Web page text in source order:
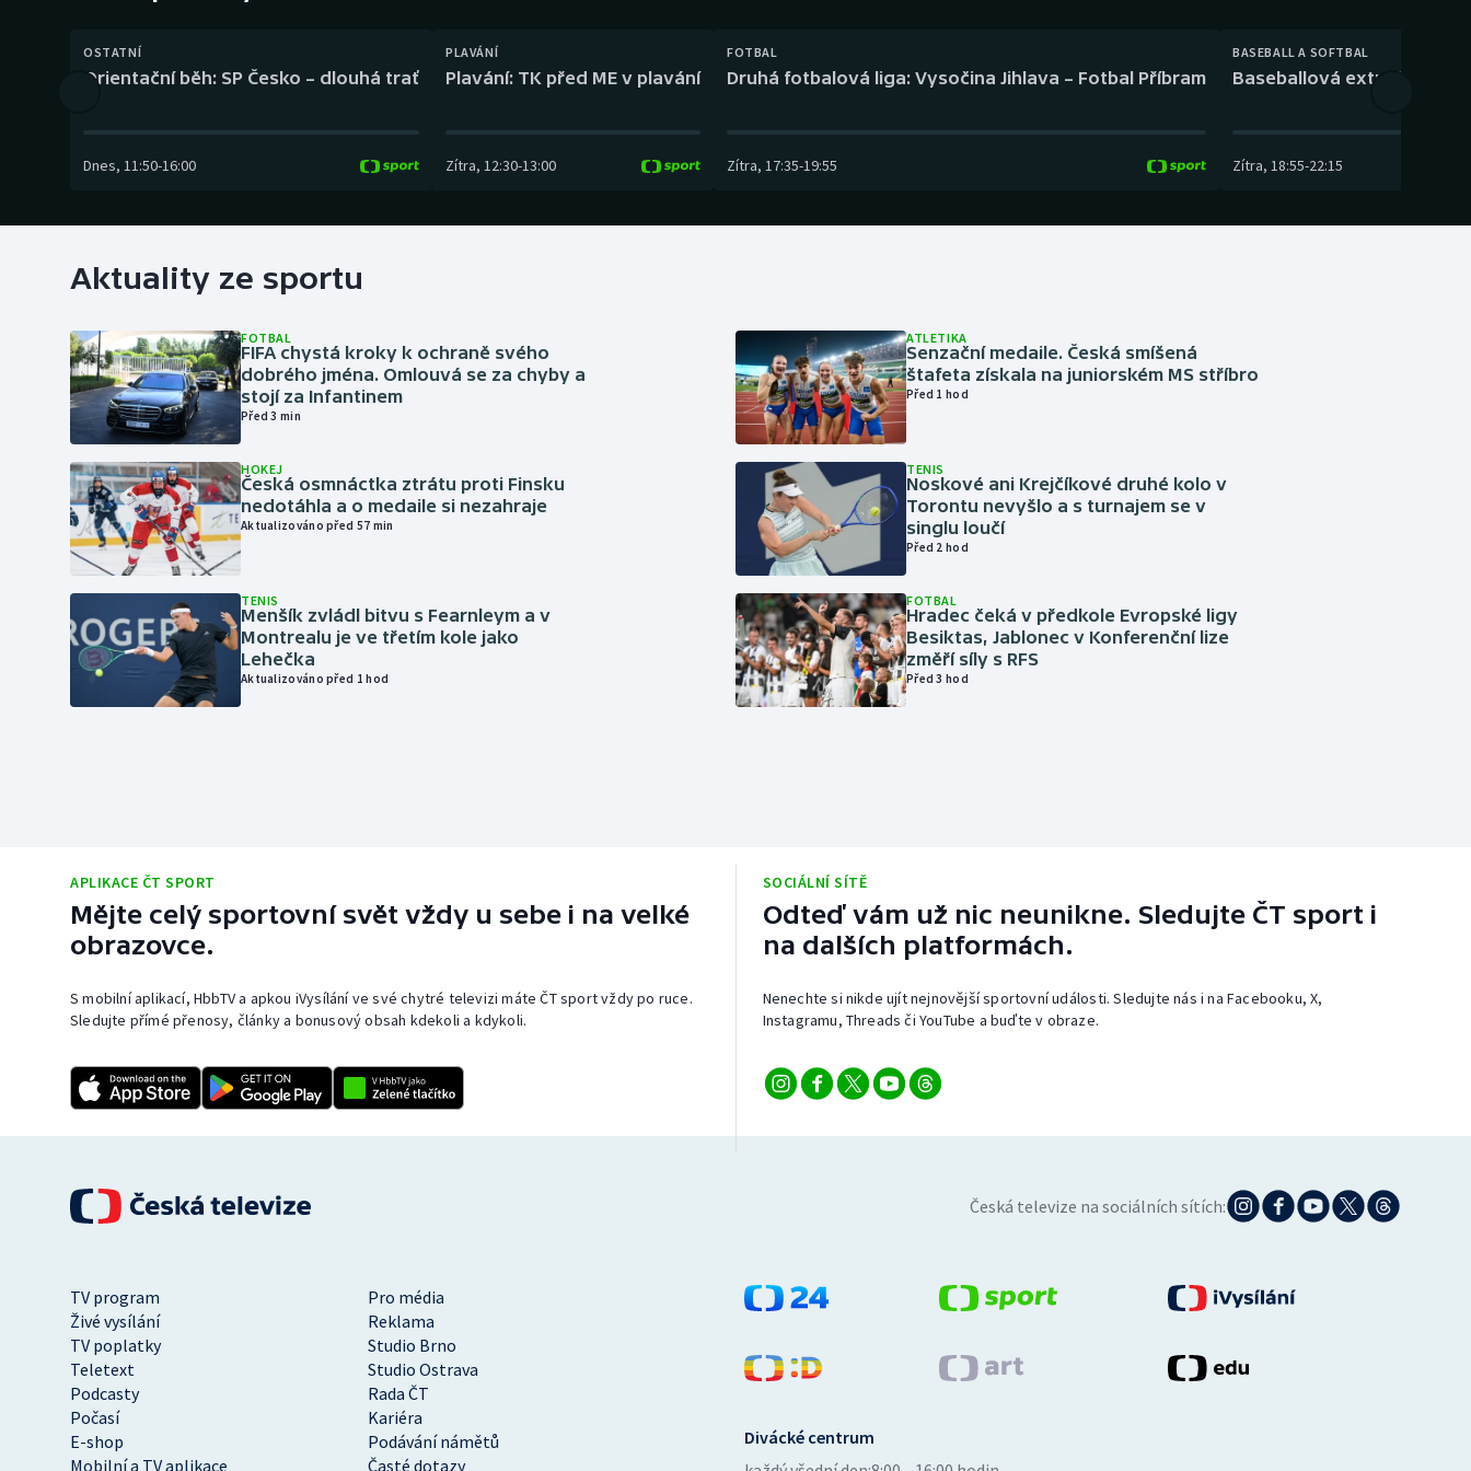
Futsal
Gymnastika
Parasport Volejbal
OSTATNÍ
Orientační běh: SP Česko – dlouhá trať
Dnes, 11:50-16:00
PLAVÁNÍ
Plavání: TK před ME v plavání
Zítra, 12:30-13:00
FOTBAL
Druhá fotbalová liga: Vysočina Jihlava – Fotbal Příbram
Zítra, 17:35-19:55
BASEBALL A SOFTBAL
Baseballová extraliga:
Zítra, 18:55-22:15
Aktuality ze sportu
FOTBAL
FIFA chystá kroky k ochraně svého
dobrého jména. Omlouvá se za chyby a
stojí za Infantinem
Před 3 min
HOKEJ
Česká osmnáctka ztrátu proti Finsku
nedotáhla a o medaile si nezahraje
Aktualizováno před 57 min
TENIS
Menšík zvládl bitvu s Fearnleym a v
Montrealu je ve třetím kole jako
Lehečka
Aktualizováno před 1 hod
ATLETIKA
Senzační medaile. Česká smíšená
štafeta získala na juniorském MS stříbro
Před 1 hod
TENIS
Noskové ani Krejčíkové druhé kolo v
Torontu nevyšlo a s turnajem se v
singlu loučí
Před 2 hod
FOTBAL
Hradec čeká v předkole Evropské ligy
Besiktas, Jablonec v Konferenční lize
změří síly s RFS
Před 3 hod
APLIKACE ČT SPORT
Mějte celý sportovní svět vždy u sebe i na velké
obrazovce.
S mobilní aplikací, HbbTV a apkou iVysílání ve své chytré televizi máte ČT sport vždy po ruce.
Sledujte přímé přenosy, články a bonusový obsah kdekoli a kdykoli.
SOCIÁLNÍ SÍTĚ
Odteď vám už nic neunikne. Sledujte ČT sport i
na dalších platformách.
Nenechte si nikde ujít nejnovější sportovní události. Sledujte nás i na Facebooku, X,
Instagramu, Threads či YouTube a buďte v obraze.
Česká televize na sociálních sítích:
TV program
Pro média
Živé vysílání
Reklama
TV poplatky
Studio Brno
Teletext
Studio Ostrava
Podcasty
Rada ČT
Počasí
Kariéra
E-shop
Podávání námětů
Mobilní a TV aplikace
Časté dotazy
Divácké centrum